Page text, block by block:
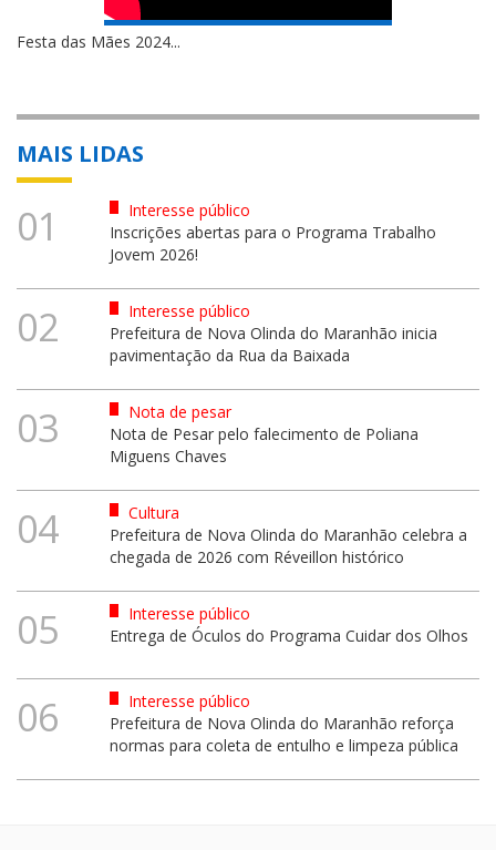
Festa das Mães 2024...
MAIS LIDAS
01
Interesse público
Inscrições abertas para o Programa Trabalho
Jovem 2026!
02
Interesse público
Prefeitura de Nova Olinda do Maranhão inicia
pavimentação da Rua da Baixada
03
Nota de pesar
Nota de Pesar pelo falecimento de Poliana
Miguens Chaves
04
Cultura
Prefeitura de Nova Olinda do Maranhão celebra a
chegada de 2026 com Réveillon histórico
05
Interesse público
Entrega de Óculos do Programa Cuidar dos Olhos
06
Interesse público
Prefeitura de Nova Olinda do Maranhão reforça
normas para coleta de entulho e limpeza pública